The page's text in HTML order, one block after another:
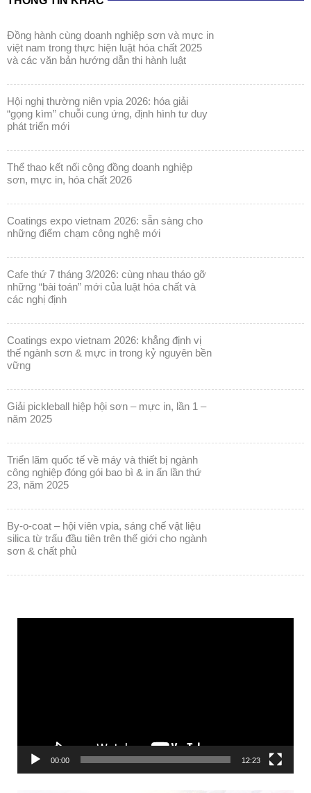
đồng hành cùng doanh nghiệp sơn và mực in
việt nam trong thực hiện luật hóa chất 2025
và các văn bản hướng dẫn thi hành luật
hội nghị thường niên vpia 2026: hóa giải
“gọng kìm” chuỗi cung ứng, định hình tư duy
phát triển mới
thể thao kết nối cộng đồng doanh nghiệp
sơn, mực in, hóa chất 2026
coatings expo vietnam 2026: sẵn sàng cho
những điểm chạm công nghệ mới
cafe thứ 7 tháng 3/2026: cùng nhau tháo gỡ
những “bài toán” mới của luật hóa chất và
các nghị định
coatings expo vietnam 2026: khẳng định vị
thế ngành sơn & mực in trong kỷ nguyên bền
vững
giải pickleball hiệp hội sơn – mực in, lần 1 –
năm 2025
triển lãm quốc tế về máy và thiết bị ngành
công nghiệp đóng gói bao bì & in ấn lần thứ
23, năm 2025
by-o-coat – hội viên vpia, sáng chế vật liệu
silica từ trấu đầu tiên trên thế giới cho ngành
sơn & chất phủ
00:00 12:23